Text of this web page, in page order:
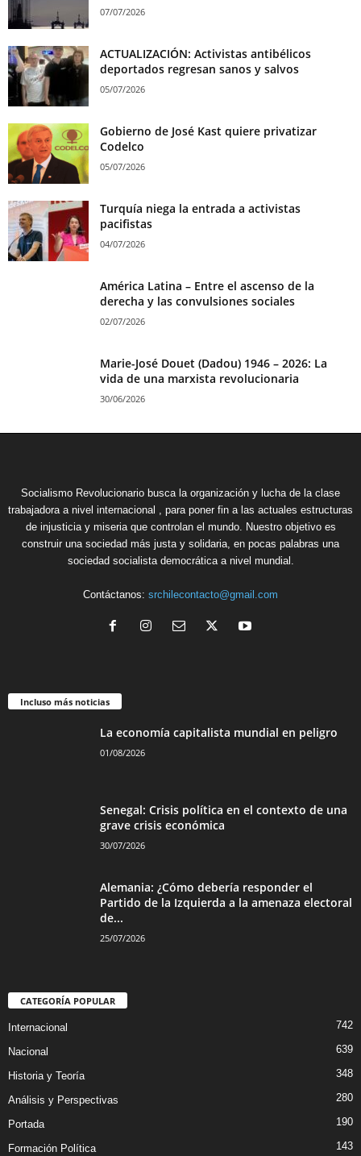
07/07/2026
ACTUALIZACIÓN: Activistas antibélicos
deportados regresan sanos y salvos
05/07/2026
Gobierno de José Kast quiere privatizar
Codelco
05/07/2026
Turquía niega la entrada a activistas
pacifistas
04/07/2026
América Latina – Entre el ascenso de la
derecha y las convulsiones sociales
02/07/2026
Marie-José Douet (Dadou) 1946 – 2026: La
vida de una marxista revolucionaria
30/06/2026
Socialismo Revolucionario busca la organización y lucha de la clase
trabajadora a nivel internacional , para poner fin a las actuales estructuras
de injusticia y miseria que controlan el mundo. Nuestro objetivo es
construir una sociedad más justa y solidaria, en pocas palabras una
sociedad socialista democrática a nivel mundial.
Contáctanos: srchilecontacto@gmail.com
Incluso más noticias
La economía capitalista mundial en peligro
01/08/2026
Senegal: Crisis política en el contexto de una
grave crisis económica
30/07/2026
Alemania: ¿Cómo debería responder el
Partido de la Izquierda a la amenaza electoral
de...
25/07/2026
CATEGORÍA POPULAR
Internacional 742
Nacional 639
Historia y Teoría 348
Análisis y Perspectivas 280
Portada 190
Formación Política 143